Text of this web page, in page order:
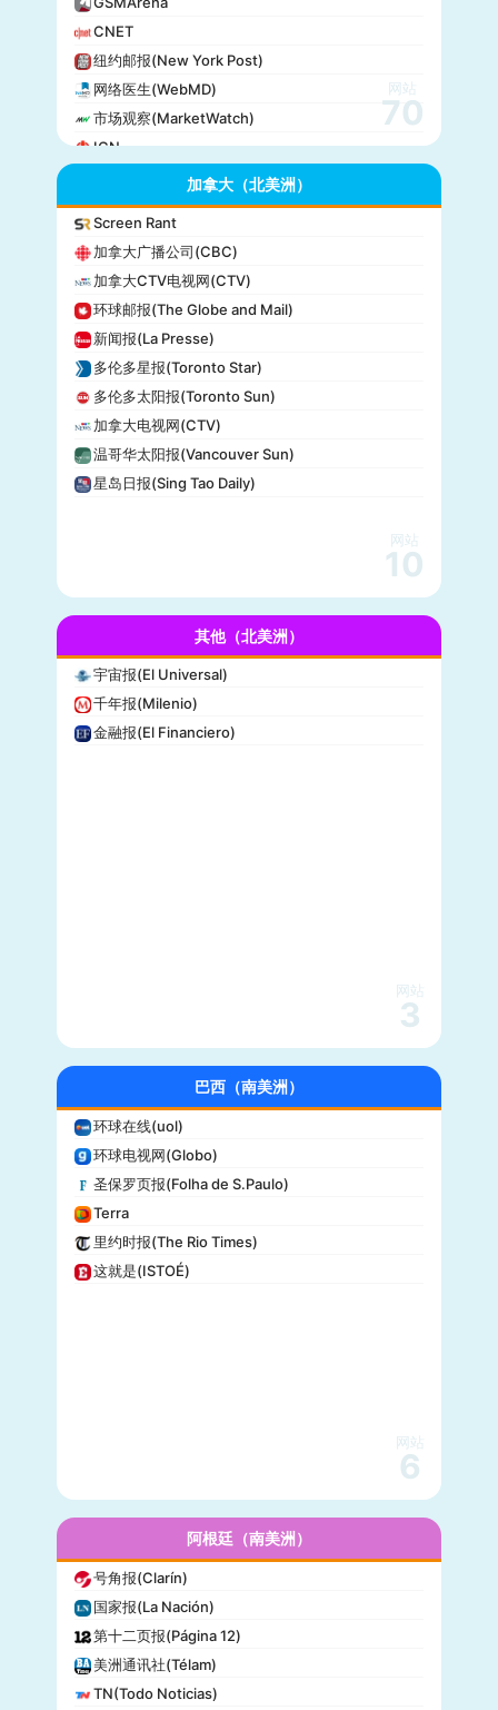
CNET
纽约邮报(New York Post)
网络医生(WebMD)
市场观察(MarketWatch)
IGN
今日美国(USA Today)
BuzzFeed
全国公共广播电台(NPR)
美国广播公司(ABC)
美国新闻与世界报道(U.S. News)
CBS Sports
全国广播公司(NBC)
The Verge
PCMag
休斯顿纪事报(Houston Chronicle)
赫芬顿邮报(Huffpost)
布赖特巴特新闻网(Breitbart News)
美联社(AP)
洛杉矶时报(Los Angeles Times)
Insider
Vice
商业内幕(Business Insider)
iHeartRadio
纽约客(New Yorker)
娱乐周刊(Entertainment Weekly)
芝加哥论坛报(Chicago Tribune)
财富(Fortune)
纽约每日新闻(New York Daily News)
迈阿密先驱报(Miami Herald)
网站
70
加拿大（北美洲）
Screen Rant
加拿大广播公司(CBC)
加拿大CTV电视网(CTV)
环球邮报(The Globe and Mail)
新闻报(La Presse)
多伦多星报(Toronto Star)
多伦多太阳报(Toronto Sun)
加拿大电视网(CTV)
温哥华太阳报(Vancouver Sun)
星岛日报(Sing Tao Daily)
网站
10
其他（北美洲）
宇宙报(El Universal)
千年报(Milenio)
金融报(El Financiero)
网站
3
巴西（南美洲）
环球在线(uol)
环球电视网(Globo)
圣保罗页报(Folha de S.Paulo)
Terra
里约时报(The Rio Times)
这就是(ISTOÉ)
网站
6
阿根廷（南美洲）
号角报(Clarín)
国家报(La Nación)
第十二页报(Página 12)
美洲通讯社(Télam)
TN(Todo Noticias)